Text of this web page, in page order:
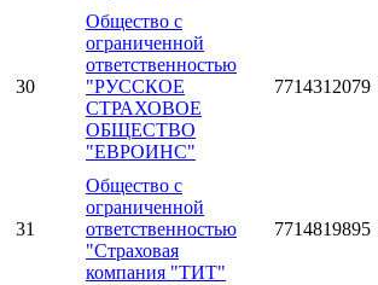
30
Общество с
ограниченной
ответственностью
"РУССКОЕ
СТРАХОВОЕ
ОБЩЕСТВО
"ЕВРОИНС"
7714312079
31
Общество с
ограниченной
ответственностью
"Страховая
компания "ТИТ"
7714819895